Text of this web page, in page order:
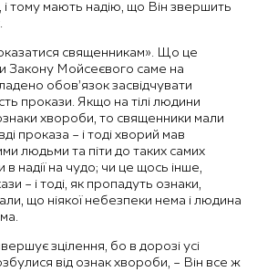
тому мають надію, що Він звершить
священникам». Що це
Закону Мойсеєвого саме на
обов’язок засвідчувати
прокази. Якщо на тілі людини
хвороби, то священники мали
проказа – і тоді хворий мав
людьми та піти до таких самих
надії на чудо; чи це щось інше,
– і тоді, як пропадуть ознаки,
що ніякої небезпеки нема і людина
зцілення, бо в дорозі усі
від ознак хвороби, – Він все ж